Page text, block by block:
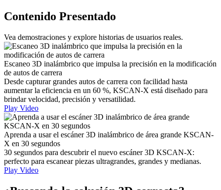
Contenido Presentado
Vea demostraciones y explore historias de usuarios reales.
Escaneo 3D inalámbrico que impulsa la precisión en la modificación
de autos de carrera
Desde capturar grandes autos de carrera con facilidad hasta
aumentar la eficiencia en un 60 %, KSCAN-X está diseñado para
brindar velocidad, precisión y versatilidad.
Play Video
Aprenda a usar el escáner 3D inalámbrico de área grande KSCAN-
X en 30 segundos
30 segundos para descubrir el nuevo escáner 3D KSCAN-X:
perfecto para escanear piezas ultragrandes, grandes y medianas.
Play Video